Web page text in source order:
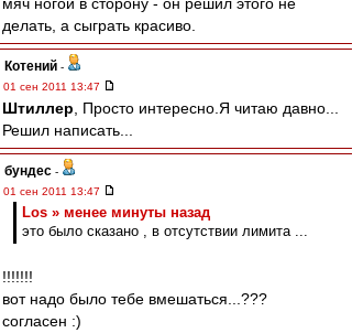
делать, а сыграть красиво.
Котений -
01 сен 2011 13:47
Штиллер , Просто интересно.Я читаю давно...
Решил написать...
бундес -
01 сен 2011 13:47
Los » менее минуты назад
это было сказано , в отсутствии лимита ...
!!!!!!!
вот надо было тебе вмешаться...???
согласен :)